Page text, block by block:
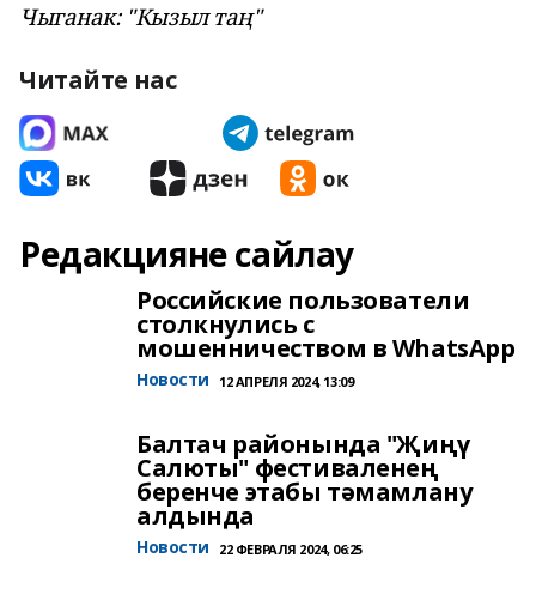
Чыганак: "Кызыл таң"
Читайте нас
Редакцияне сайлау
Российские пользователи
столкнулись с
мошенничеством в WhatsApp
Новости 12 АПРЕЛЯ 2024, 13:09
Балтач районында "Җиңү
Салюты" фестиваленең
беренче этабы тәмамлану
алдында
Новости 22 ФЕВРАЛЯ 2024, 06:25